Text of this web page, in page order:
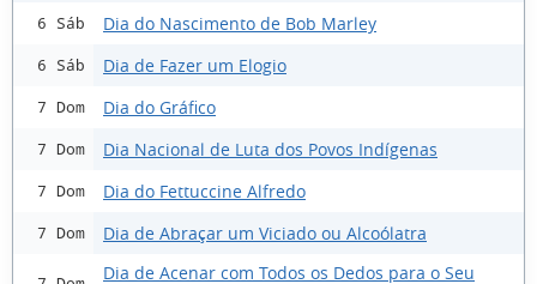
6 Sáb Dia do Nascimento de Bob Marley
6 Sáb Dia de Fazer um Elogio
7 Dom Dia do Gráfico
7 Dom Dia Nacional de Luta dos Povos Indígenas
7 Dom Dia do Fettuccine Alfredo
7 Dom Dia de Abraçar um Viciado ou Alcoólatra
Dia de Acenar com Todos os Dedos para o Seu